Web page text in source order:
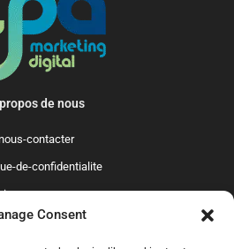
Consent
de nous
contacter
de-confidentialite
sommes-nous